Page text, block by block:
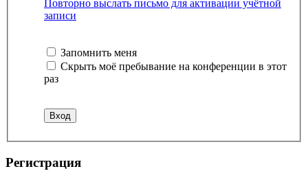
Повторно выслать письмо для активации учётной
записи
Запомнить меня
Скрыть моё пребывание на конференции в этот
раз
Регистрация